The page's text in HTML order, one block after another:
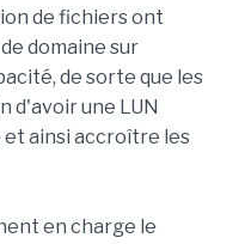
de fichiers ont
domaine sur
de sorte que les
d'avoir une LUN
et ainsi accroître les
en charge le